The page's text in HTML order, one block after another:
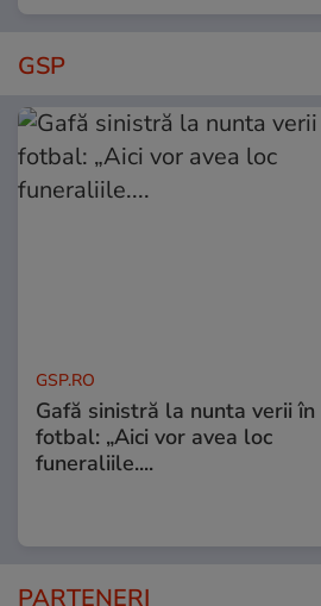
GSP
GSP.RO
Gafă sinistră la nunta verii în
fotbal: „Aici vor avea loc
funeraliile....
PARTENERI